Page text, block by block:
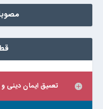
تعمیق ایمان دینی و